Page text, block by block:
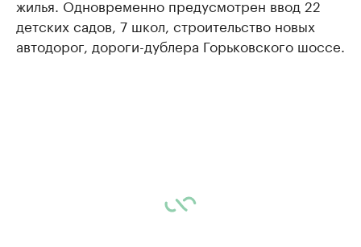
жилья. Одновременно предусмотрен ввод 22
детских садов, 7 школ, строительство новых
автодорог, дороги-дублера Горьковского шоссе.